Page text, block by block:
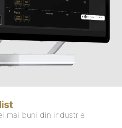
mai buni din industrie